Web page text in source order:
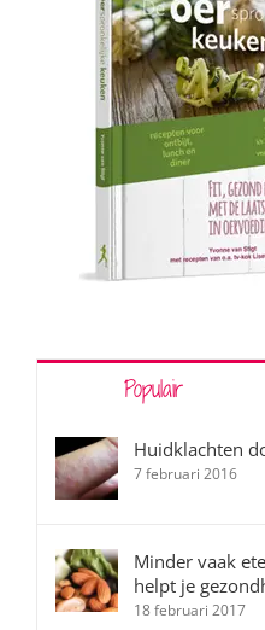
Populair
Huidklachten
7 februari 2016
Minder vaak
helpt je
18 februari 2017